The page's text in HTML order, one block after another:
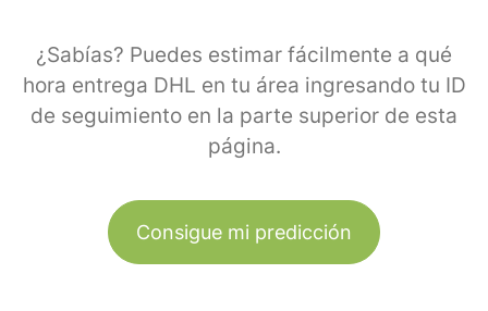
¿Sabías? Puedes estimar fácilmente a qué
hora entrega DHL en tu área ingresando tu ID
de seguimiento en la parte superior de esta
página.
Consigue mi predicción